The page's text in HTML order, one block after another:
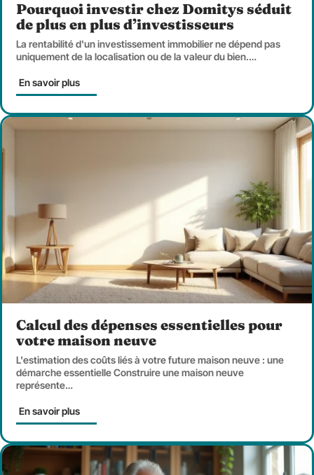
Pourquoi investir chez Domitys séduit
de plus en plus d’investisseurs
La rentabilité d'un investissement immobilier ne dépend pas
uniquement de la localisation ou de la valeur du bien.…
En savoir plus
Calcul des dépenses essentielles pour
votre maison neuve
L'estimation des coûts liés à votre future maison neuve : une
démarche essentielle Construire une maison neuve
représente…
En savoir plus